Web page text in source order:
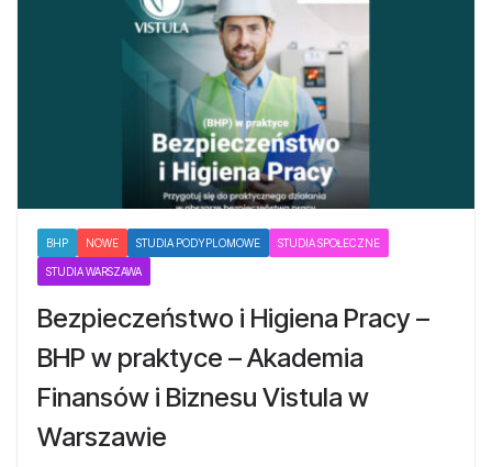
BHP NOWE STUDIA PODYPLOMOWE STUDIA SPOŁECZNE
STUDIA WARSZAWA
Bezpieczeństwo i Higiena Pracy –
BHP w praktyce – Akademia
Finansów i Biznesu Vistula w
Warszawie